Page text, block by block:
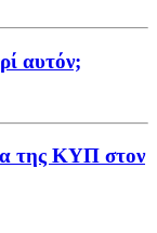
αυτόν;
της ΚΥΠ στον